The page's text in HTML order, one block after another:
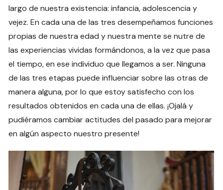
largo de nuestra existencia: infancia, adolescencia y
vejez. En cada una de las tres desempeñamos funciones
propias de nuestra edad y nuestra mente se nutre de
las experiencias vividas formándonos, a la vez que pasa
el tiempo, en ese individuo que llegamos a ser. Ninguna
de las tres etapas puede influenciar sobre las otras de
manera alguna, por lo que estoy satisfecho con los
resultados obtenidos en cada una de ellas. ¡Ojalá y
pudiéramos cambiar actitudes del pasado para mejorar
en algún aspecto nuestro presente!